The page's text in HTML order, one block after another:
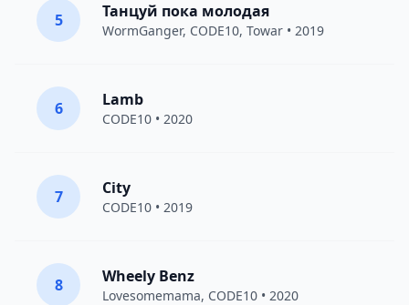
5 Танцуй пока молодая
WormGanger, CODE10, Towar • 2019
6 Lamb
CODE10 • 2020
7 City
CODE10 • 2019
8 Wheely Benz
Lovesomemama, CODE10 • 2020